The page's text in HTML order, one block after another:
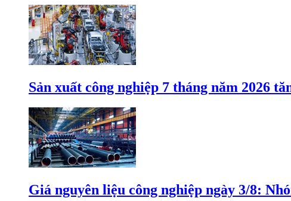
Sản xuất công nghiệp 7 tháng năm 2026
Giá nguyên liệu công nghiệp ngày 3/8: